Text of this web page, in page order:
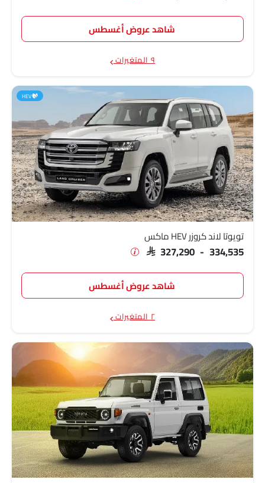
شاهد عروض أغسطس
٩ المتغيرات
HEV
تويوتا لاند كروزر HEV ماكس
SAR 327,290 - 334,535
شاهد عروض أغسطس
٢ المتغيرات